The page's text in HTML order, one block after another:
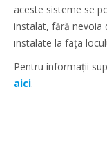
aceste sisteme se
instalat, fără nevoia
instalate la fața
Pentru informații
aici.